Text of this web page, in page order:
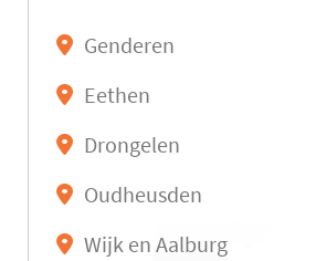
Genderen
Eethen
Drongelen
Oudheusden
Wijk en Aalburg